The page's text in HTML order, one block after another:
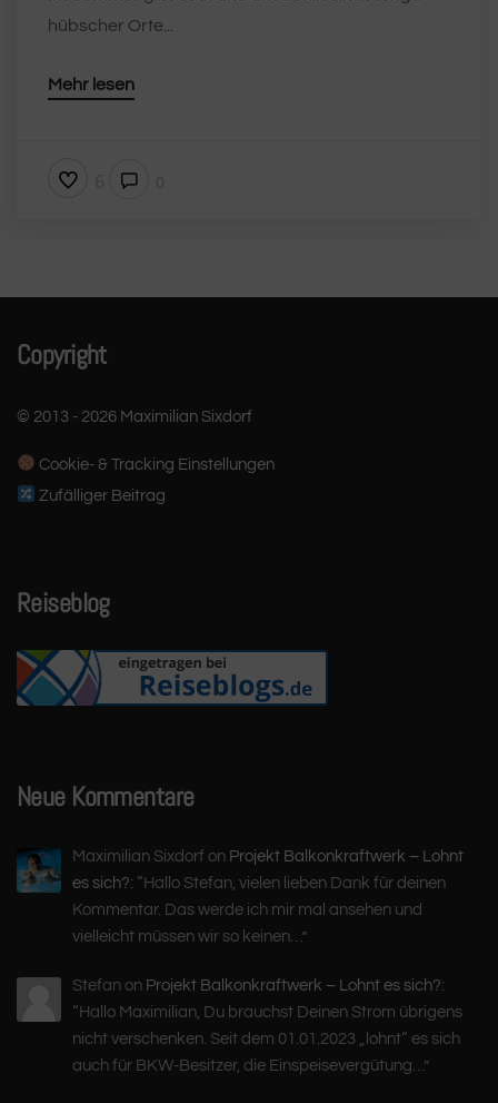
hübscher Orte...
Mehr lesen
Copyright
© 2013 - 2026 Maximilian Sixdorf
Cookie- & Tracking Einstellungen
Zufälliger Beitrag
Reiseblog
Neue Kommentare
Maximilian Sixdorf on Projekt Balkonkraftwerk – Lohnt
es sich?: “ Hallo Stefan, vielen lieben Dank für deinen
Kommentar. Das werde ich mir mal ansehen und
vielleicht müssen wir so keinen… ”
Stefan on Projekt Balkonkraftwerk – Lohnt es sich?:
“ Hallo Maximilian, Du brauchst Deinen Strom übrigens
nicht verschenken. Seit dem 01.01.2023 „lohnt“ es sich
auch für BKW-Besitzer, die Einspeisevergütung… ”